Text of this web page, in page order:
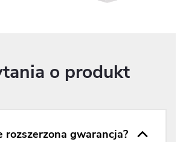
o produkt
rozszerzona gwarancja?